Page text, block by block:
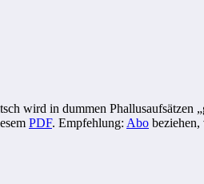
wird in dummen Phallusaufsätzen
PDF. Empfehlung: Abo beziehen,